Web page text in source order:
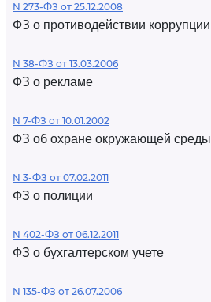
N 273-ФЗ от 25.12.2008
ФЗ о противодействии коррупции
N 38-ФЗ от 13.03.2006
ФЗ о рекламе
N 7-ФЗ от 10.01.2002
ФЗ об охране окружающей среды
N 3-ФЗ от 07.02.2011
ФЗ о полиции
N 402-ФЗ от 06.12.2011
ФЗ о бухгалтерском учете
N 135-ФЗ от 26.07.2006